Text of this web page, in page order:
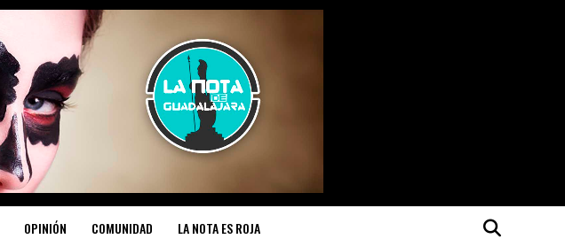
OPINIÓN COMUNIDAD LA NOTA ES ROJA